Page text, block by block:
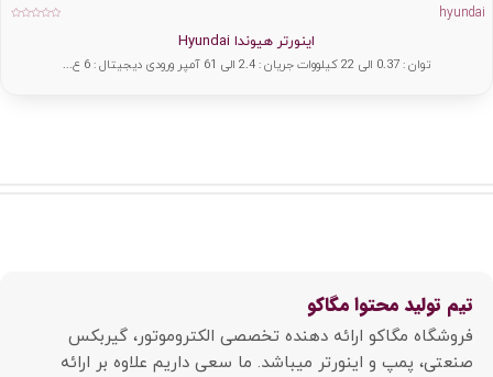
اینورتر هیوندا Hyundai
توان : 0.37 الی 22 کیلووات جریان : 2.4 الی 61 آمپر ورودی دیجیتال : 6 ع...
hyundai
تیم تولید محتوا مگاکو
فروشگاه مگاکو ارائه دهنده تخصصی الکتروموتور، گیربکس
صنعتی، پمپ و اینورتر میباشد. ما سعی داریم علاوه بر ارائه